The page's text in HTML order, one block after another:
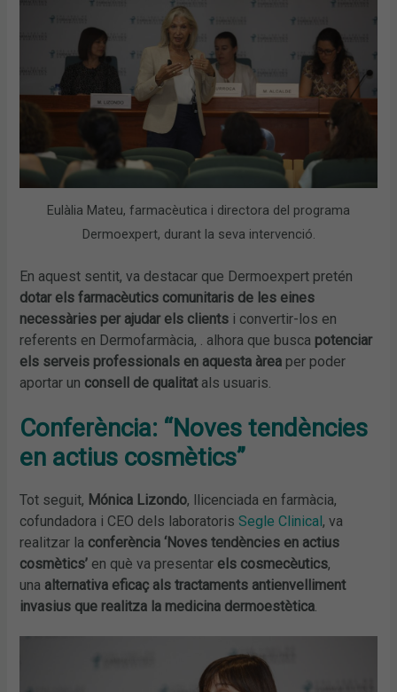
Eulàlia Mateu, farmacèutica i directora del programa
Dermoexpert, durant la seva intervenció.
En aquest sentit, va destacar que Dermoexpert pretén
dotar els farmacèutics comunitaris de les eines
necessàries per ajudar els clients i convertir-los en
referents en Dermofarmàcia, . alhora que busca potenciar
els serveis professionals en aquesta àrea per poder
aportar un consell de qualitatals usuaris.
Conferència: “Noves tendències
en actius cosmètics”
Tot seguit, Mónica Lizondo, llicenciada en farmàcia,
cofundadora i CEO dels laboratorisSegle Clinical, va
realitzar la conferència ‘Noves tendències en actius
cosmètics’ en què va presentar els cosmecèutics,
una alternativa eficaç als tractaments antienvelliment
invasius que realitza la medicina dermoestètica